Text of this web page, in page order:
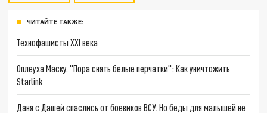
ЧИТАЙТЕ ТАКЖЕ:
Технофашисты XXI века
Оплеуха Маску. "Пора снять белые перчатки": Как уничтожить
Starlink
Даня с Дашей спаслись от боевиков ВСУ. Но беды для малышей не